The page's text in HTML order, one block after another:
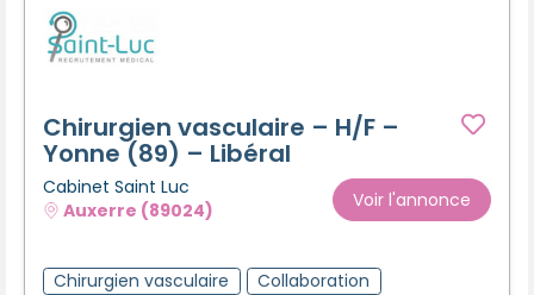
Chirurgien vasculaire – H/F –
Yonne (89) – Libéral
Cabinet Saint Luc
Auxerre (89024)
Voir l'annonce
Chirurgien vasculaire Collaboration